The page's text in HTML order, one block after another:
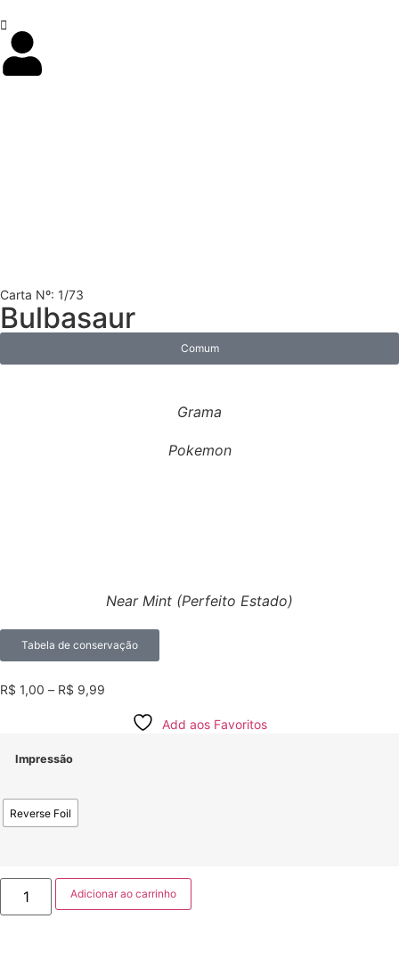
Carta Nº: 1/73
Bulbasaur
Comum
Grama
Pokemon
Near Mint (Perfeito Estado)
Tabela de conservação
R$ 1,00 – R$ 9,99
Add aos Favoritos
Impressão
Reverse Foil
Adicionar ao carrinho